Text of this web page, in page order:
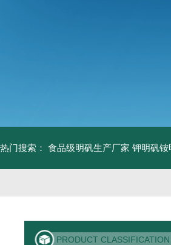
热门搜索： 食品级明矾生产厂家 钾明矾铵
PRODUCT CLASSIFICATION